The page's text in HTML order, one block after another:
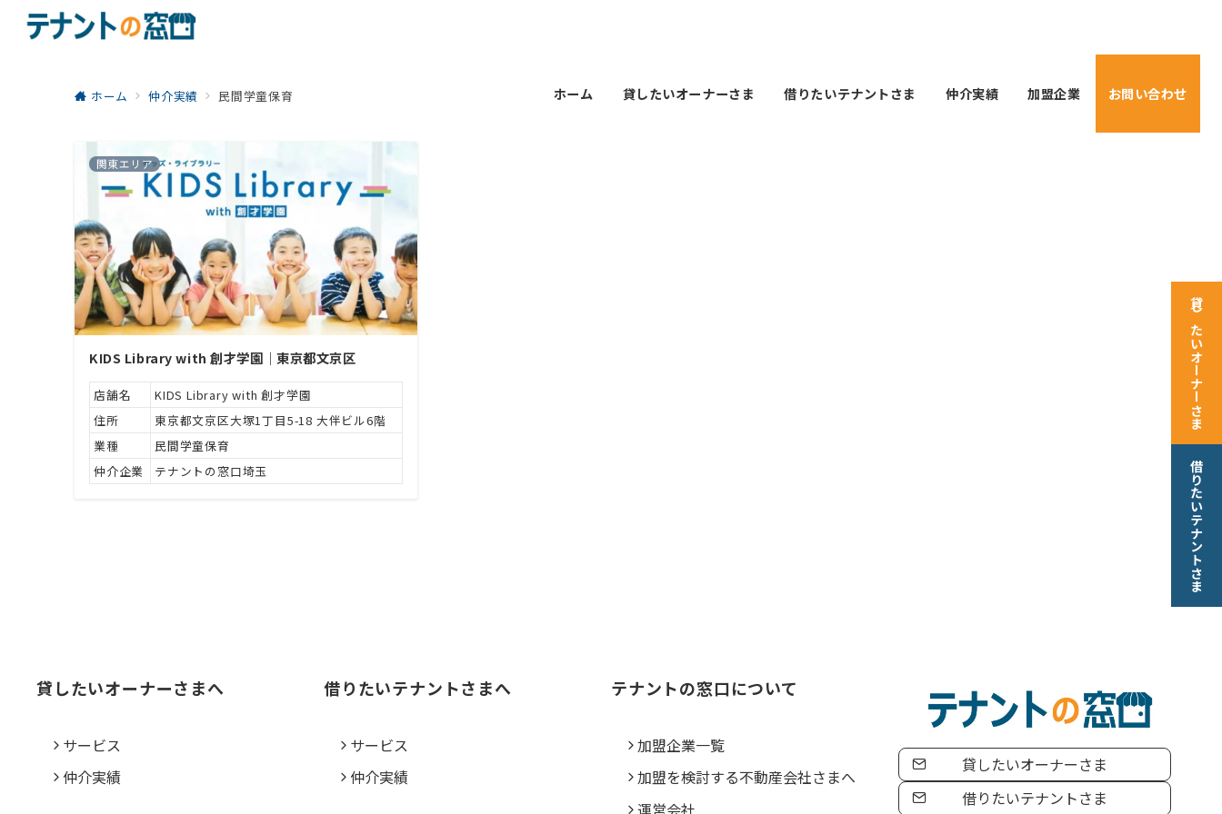
ホーム 貸したいオーナーさま 借りたいテナントさま 仲介実績 加盟企業 お問い合わせ
ホーム 仲介実績 民間学童保育
関東エリア
KIDS Library with 創才学園｜東京都文京区
店舗名
KIDS Library with 創才学園
住所
東京都文京区大塚1丁目5-18 大伴ビル6階
業種
民間学童保育
仲介企業
テナントの窓口埼玉
貸したいオーナーさまへ
サービス
仲介実績
借りたいテナントさまへ
サービス
仲介実績
テナントの窓口について
加盟企業一覧
加盟を検討する不動産会社さまへ
運営会社
貸したいオーナーさま
借りたいテナントさま
貸したいオーナーさま
借りたいテナントさま